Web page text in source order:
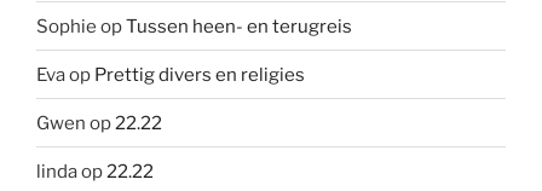
Sophie opTussen heen- en terugreis
Evaop Prettig divers en religies
Gwen op22.22
lindaop22.22